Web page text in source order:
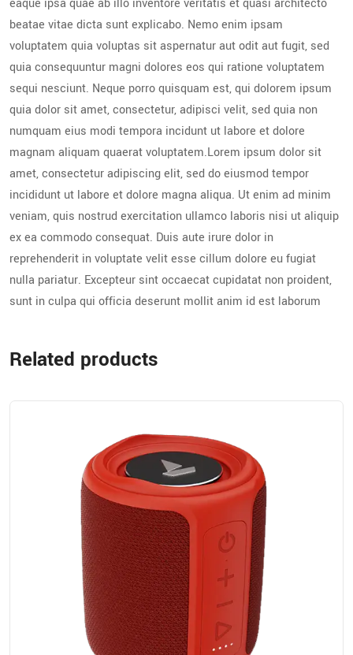
eaque ipsa quae ab illo inventore veritatis et quasi architecto
beatae vitae dicta sunt explicabo. Nemo enim ipsam
voluptatem quia voluptas sit aspernatur aut odit aut fugit, sed
quia consequuntur magni dolores eos qui ratione voluptatem
sequi nesciunt. Neque porro quisquam est, qui dolorem ipsum
quia dolor sit amet, consectetur, adipisci velit, sed quia non
numquam eius modi tempora incidunt ut labore et dolore
magnam aliquam quaerat voluptatem.Lorem ipsum dolor sit
amet, consectetur adipiscing elit, sed do eiusmod tempor
incididunt ut labore et dolore magna aliqua. Ut enim ad minim
veniam, quis nostrud exercitation ullamco laboris nisi ut aliquip
ex ea commodo consequat. Duis aute irure dolor in
reprehenderit in voluptate velit esse cillum dolore eu fugiat
nulla pariatur. Excepteur sint occaecat cupidatat non proident,
sunt in culpa qui officia deserunt mollit anim id est laborum
Related products